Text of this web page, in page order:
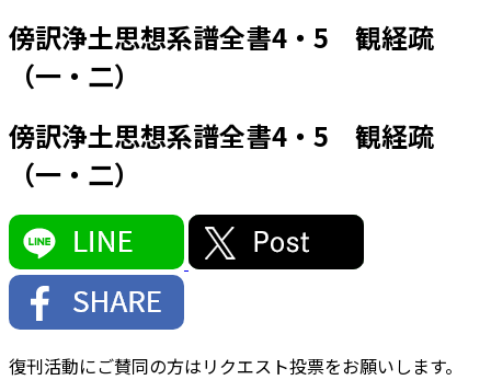
傍訳浄土思想系譜全書4・5 観経疏
（一・二）
傍訳浄土思想系譜全書4・5 観経疏
（一・二）
復刊活動にご賛同の方はリクエスト投票をお願いします。